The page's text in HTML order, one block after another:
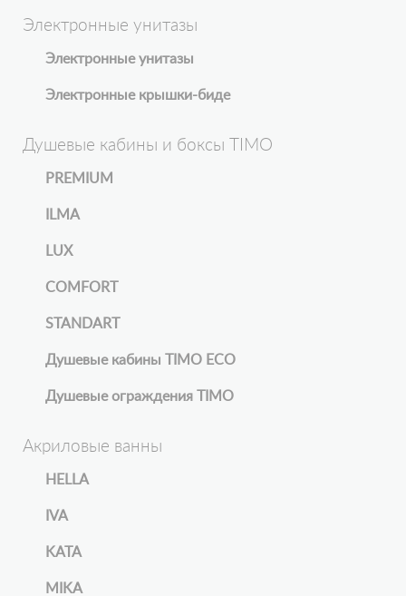
Электронные унитазы
Электронные унитазы
Электронные крышки-биде
Душевые кабины и боксы TIMO
PREMIUM
ILMA
LUX
COMFORT
STANDART
Душевые кабины TIMO ECO
Душевые ограждения TIMO
Акриловые ванны
HELLA
IVA
KATA
MIKA